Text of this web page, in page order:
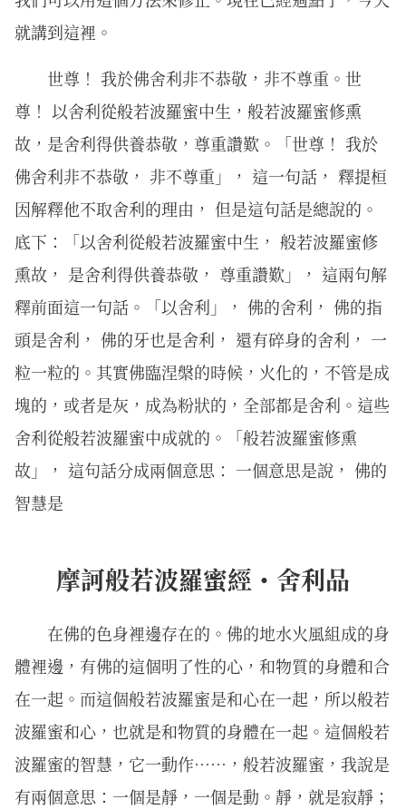
就講到這裡。
世尊！ 我於佛舍利非不恭敬，非不尊重。世
尊！ 以舍利從般若波羅蜜中生，般若波羅蜜修熏
故，是舍利得供養恭敬，尊重讚歎。「世尊！ 我於
佛舍利非不恭敬， 非不尊重」， 這一句話， 釋提桓
因解釋他不取舍利的理由， 但是這句話是總說的。
底下：「以舍利從般若波羅蜜中生， 般若波羅蜜修
熏故， 是舍利得供養恭敬， 尊重讚歎」， 這兩句解
釋前面這一句話。「以舍利」， 佛的舍利， 佛的指
頭是舍利， 佛的牙也是舍利， 還有碎身的舍利， 一
粒一粒的。其實佛臨涅槃的時候，火化的，不管是成
塊的，或者是灰，成為粉狀的，全部都是舍利。這些
舍利從般若波羅蜜中成就的。「般若波羅蜜修熏
故」， 這句話分成兩個意思： 一個意思是說， 佛的
智慧是
摩訶般若波羅蜜經・舍利品
在佛的色身裡邊存在的。佛的地水火風組成的身
體裡邊，有佛的這個明了性的心，和物質的身體和合
在一起。而這個般若波羅蜜是和心在一起，所以般若
波羅蜜和心，也就是和物質的身體在一起。這個般若
波羅蜜的智慧，它一動作……，般若波羅蜜，我說是
有兩個意思：一個是靜，一個是動。靜，就是寂靜；